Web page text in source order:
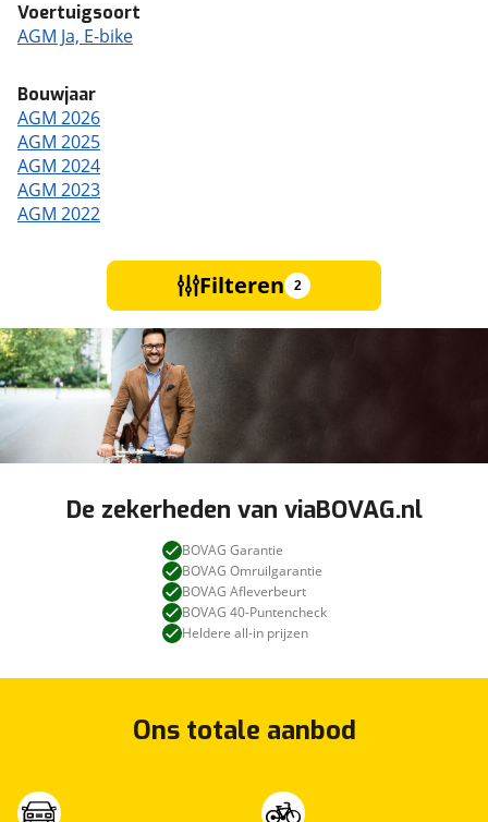
Voertuigsoort
AGM Ja, E-bike
Bouwjaar
AGM 2026
AGM 2025
AGM 2024
AGM 2023
AGM 2022
Filteren 2
De zekerheden van viaBOVAG.nl
BOVAG Garantie
BOVAG Omruilgarantie
BOVAG Afleverbeurt
BOVAG 40-Puntencheck
Heldere all-in prijzen
Ons totale aanbod